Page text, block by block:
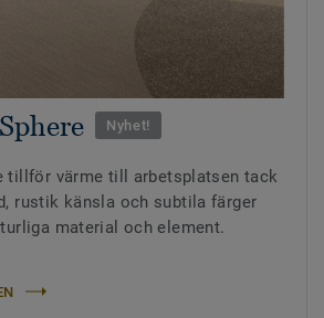
Nyhet!
tillför värme till arbetsplatsen tack
rustik känsla och subtila färger
material och element.